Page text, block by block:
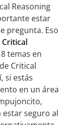
Reasoning
estar
pregunta. Eso
temas en
Critical
si estás
en un área
seguro al